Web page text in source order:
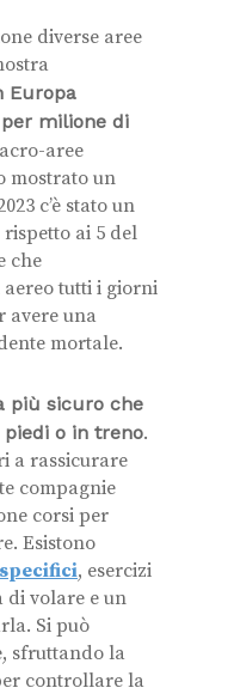
diverse aree
Europa
milione di
aree
mostrato un
c’è stato un
ai 5 del
che
tutti i giorni
avere una
mortale.
più sicuro che
o in treno.
a rassicurare
compagnie
corsi per
Esistono
, esercizi
di volare e un
Si può
sfruttando la
controllare la